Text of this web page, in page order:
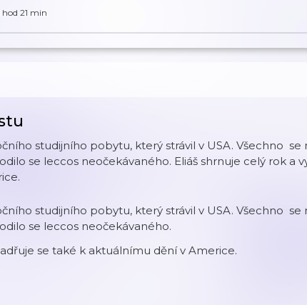
hod 21 min
studijního pobytu, který strávil v USA. Všechno se
se leccos neočekávaného. Eliáš shrnuje celý rok a
studijního pobytu, který strávil v USA. Všechno se
se leccos neočekávaného.
se také k aktuálnímu dění v Americe.